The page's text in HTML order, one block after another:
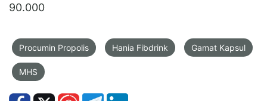
90.000
Procumin Propolis Hania Fibdrink Gamat Kapsul
MHS